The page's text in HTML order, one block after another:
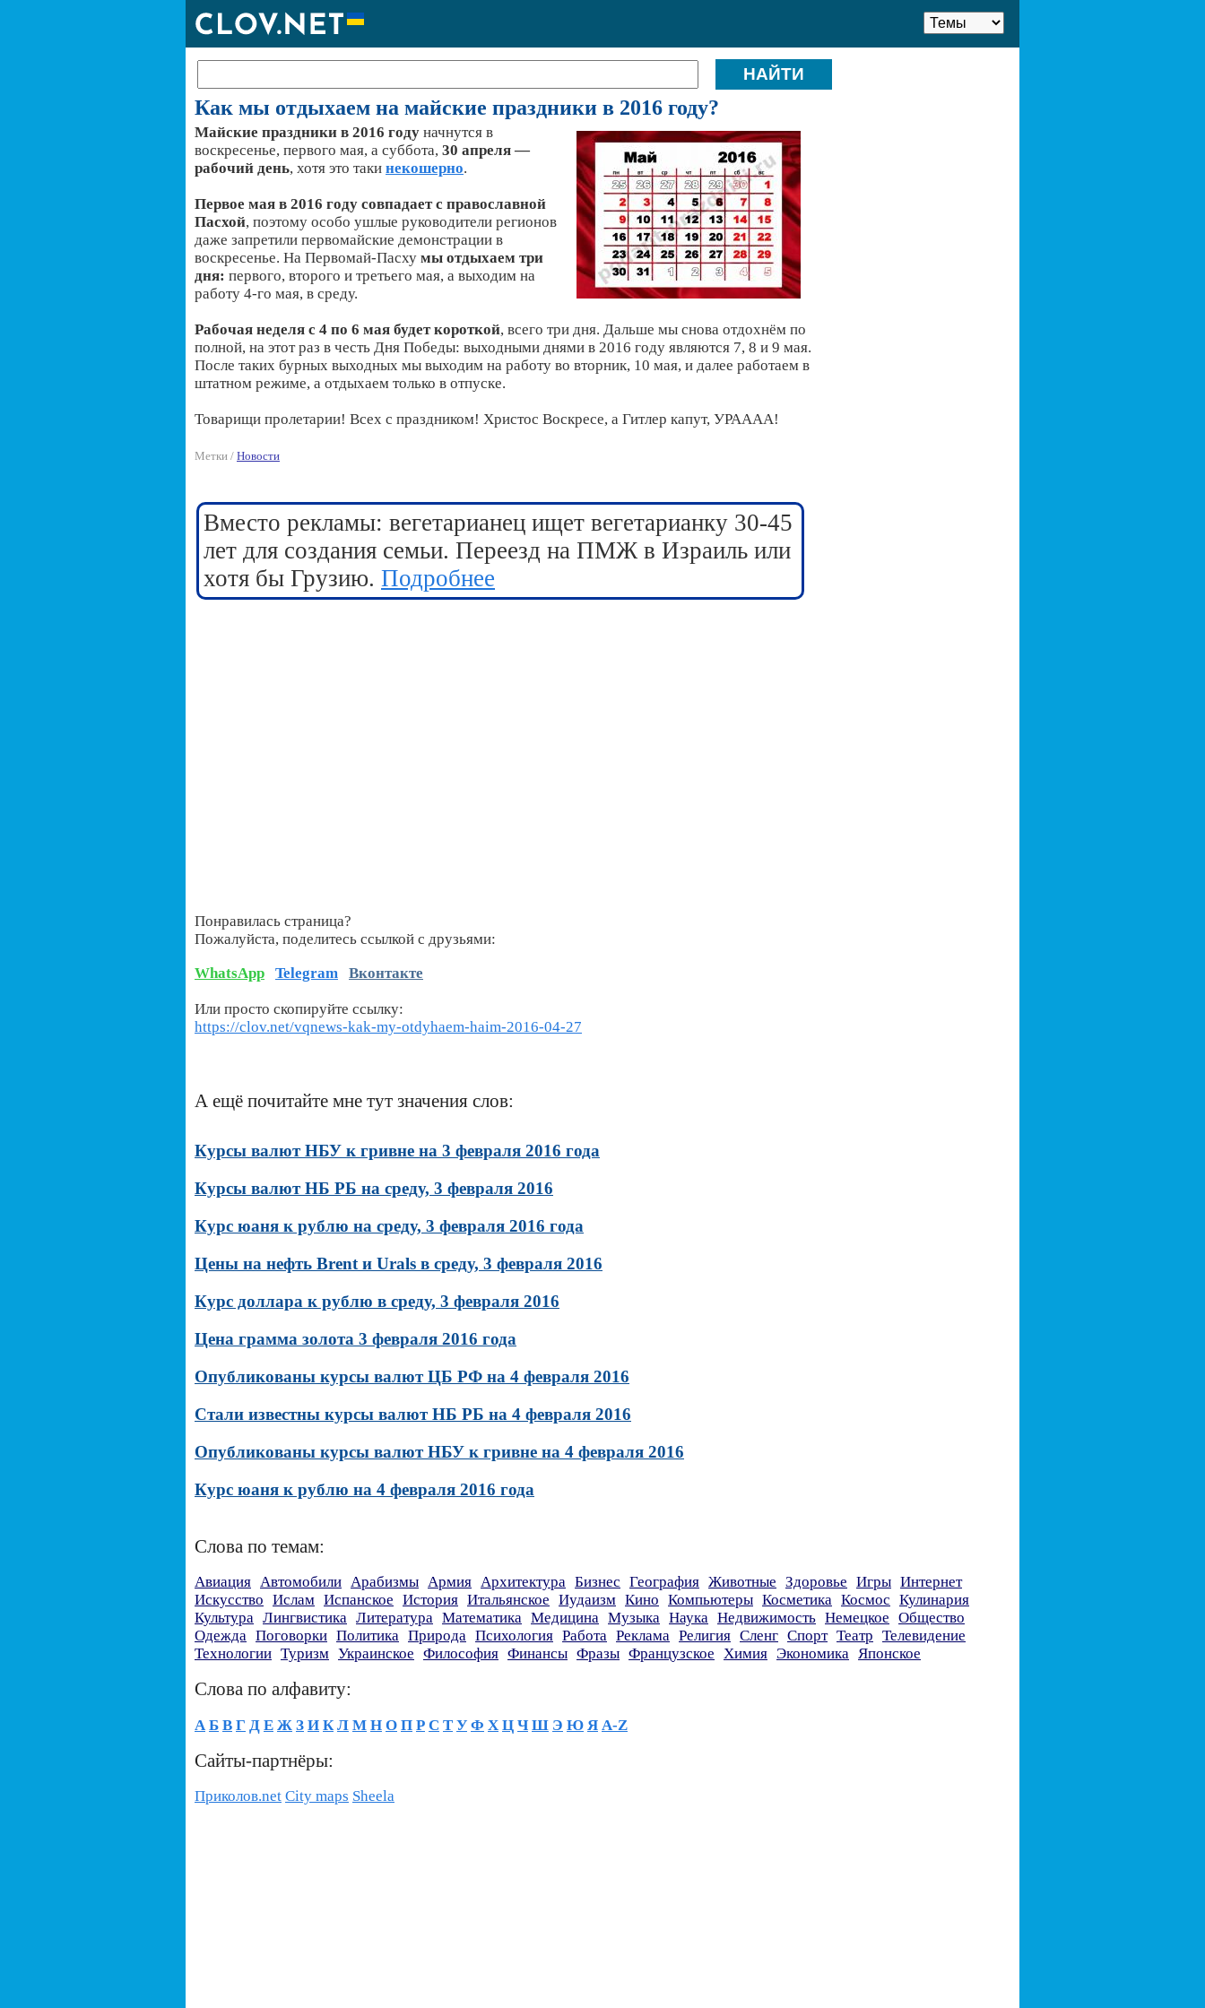
Как мы отдыхаем на майские праздники в 2016 году?
Майские праздники в 2016 году начнутся в
воскресенье, первого мая, а суббота, 30 апреля —
рабочий день, хотя это таки некошерно.
Первое мая в 2016 году совпадает с православной
Пасхой, поэтому особо ушлые руководители регионов
даже запретили первомайские демонстрации в
воскресенье. На Первомай-Пасху мы отдыхаем три
дня: первого, второго и третьего мая, а выходим на
работу 4-го мая, в среду.
Рабочая неделя с 4 по 6 мая будет короткой, всего три дня. Дальше мы снова отдохнём по
полной, на этот раз в честь Дня Победы: выходными днями в 2016 году являются 7, 8 и 9 мая.
После таких бурных выходных мы выходим на работу во вторник, 10 мая, и далее работаем в
штатном режиме, а отдыхаем только в отпуске.
Товарищи пролетарии! Всех с праздником! Христос Воскресе, а Гитлер капут, УРАААА!
Метки / Новости
Вместо рекламы: вегетарианец ищет вегетарианку 30-45
лет для создания семьи. Переезд на ПМЖ в Израиль или
хотя бы Грузию. Подробнее
Понравилась страница?
Пожалуйста, поделитесь ссылкой с друзьями:
WhatsApp
Telegram Вконтакте
Или просто скопируйте ссылку:
https://clov.net/vqnews-kak-my-otdyhaem-haim-2016-04-27
А ещё почитайте мне тут значения слов:
Курсы валют НБУ к гривне на 3 февраля 2016 года
Курсы валют НБ РБ на среду, 3 февраля 2016
Курс юаня к рублю на среду, 3 февраля 2016 года
Цены на нефть Brent и Urals в среду, 3 февраля 2016
Курс доллара к рублю в среду, 3 февраля 2016
Цена грамма золота 3 февраля 2016 года
Опубликованы курсы валют ЦБ РФ на 4 февраля 2016
Стали известны курсы валют НБ РБ на 4 февраля 2016
Опубликованы курсы валют НБУ к гривне на 4 февраля 2016
Курс юаня к рублю на 4 февраля 2016 года
Слова по темам:
Авиация Автомобили Арабизмы Армия Архитектура Бизнес География Животные Здоровье Игры Интернет
Искусство Ислам Испанское История Итальянское Иудаизм Кино Компьютеры Косметика Космос Кулинария
Культура Лингвистика Литература Математика Медицина Музыка Наука Недвижимость Немецкое Общество
Одежда Поговорки Политика Природа Психология Работа Реклама Религия Сленг Спорт Театр Телевидение
Технологии Туризм Украинское Философия Финансы Фразы Французское Химия Экономика Японское
Слова по алфавиту:
А Б В Г Д Е Ж З И К Л М Н О П Р С Т У Ф Х Ц Ч Ш Э Ю Я A-Z
Сайты-партнёры:
Приколов.net City maps Sheela